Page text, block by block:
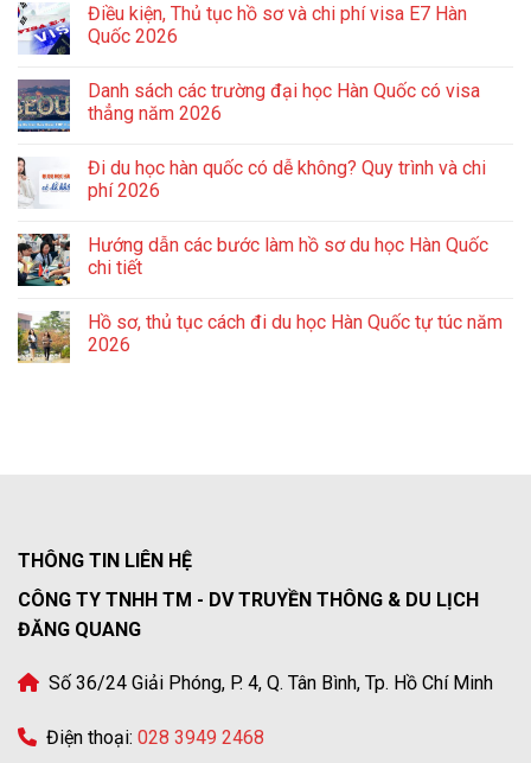
Điều kiện, Thủ tục hồ sơ và chi phí visa E7 Hàn
Quốc 2026
Danh sách các trường đại học Hàn Quốc có visa
thẳng năm 2026
Đi du học hàn quốc có dễ không? Quy trình và chi
phí 2026
Hướng dẫn các bước làm hồ sơ du học Hàn Quốc
chi tiết
Hồ sơ, thủ tục cách đi du học Hàn Quốc tự túc năm
2026
THÔNG TIN LIÊN HỆ
CÔNG TY TNHH TM - DV TRUYỀN THÔNG & DU LỊCH
ĐĂNG QUANG
Số 36/24 Giải Phóng, P. 4, Q. Tân Bình, Tp. Hồ Chí Minh
Điện thoại: 028 3949 2468